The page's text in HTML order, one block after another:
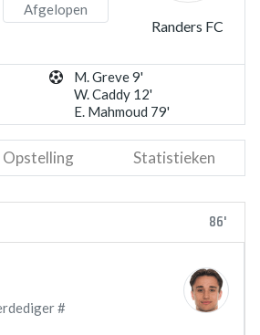
Afgelopen
Randers FC
M. Greve 9'
W. Caddy 12'
E. Mahmoud 79'
Opstelling Statistieken
86'
#